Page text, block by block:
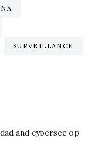
SURVEILLANCE
and cybersec op